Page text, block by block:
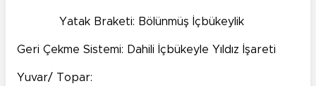
Yatak Braketi: Bölünmüş İçbükeylik
Geri Çekme Sistemi: Dahili İçbükeyle Yıldız İşareti
Yuvar/ Topar: